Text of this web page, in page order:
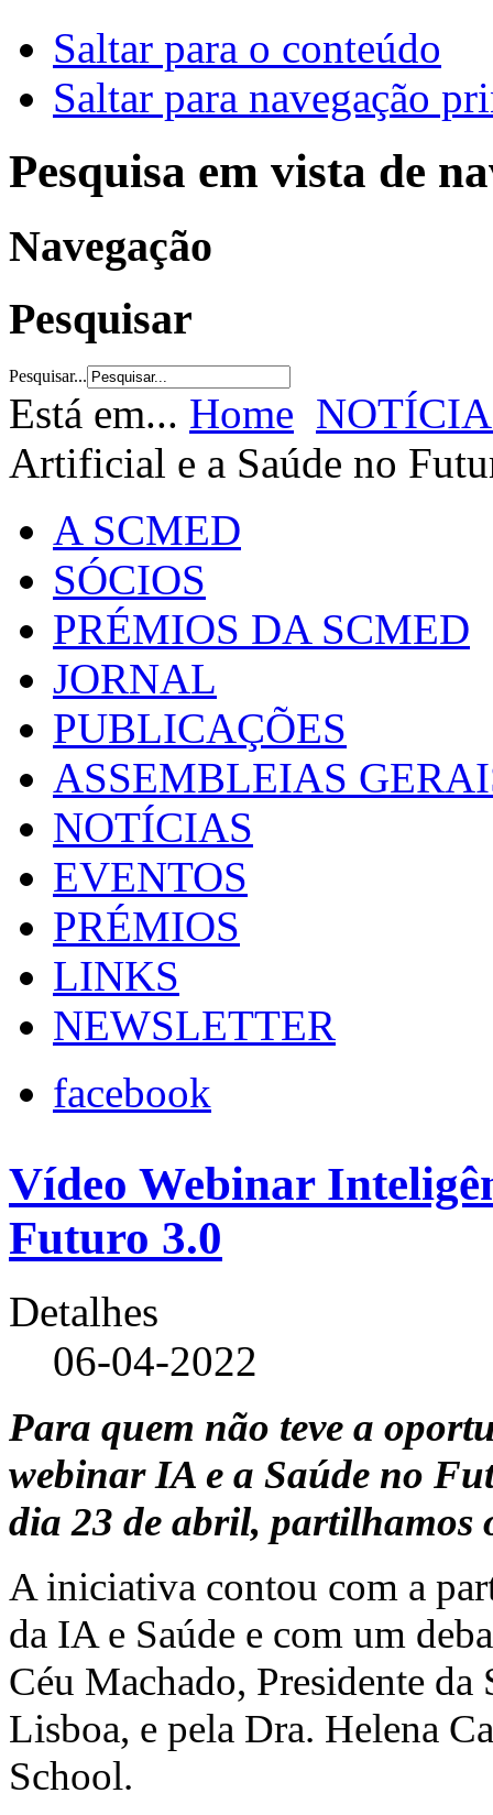
Saltar para o conteúdo
Saltar para navegação
Pesquisa em vista de
Navegação
Pesquisar
Pesquisar...
Está em... Home
Artificial e a Saúde no
A SCMED
SÓCIOS
PRÉMIOS DA SCMED
JORNAL
PUBLICAÇÕES
ASSEMBLEIAS
NOTÍCIAS
EVENTOS
PRÉMIOS
LINKS
NEWSLETTER
facebook
Vídeo Webinar
Futuro 3.0
Detalhes
06-04-2022
Para quem não teve a
webinar IA e a Saúde no
dia 23 de abril, partilhamos
A iniciativa contou com a
da IA e Saúde e com um
Céu Machado, Presidente da
Lisboa, e pela Dra. Helena
School.